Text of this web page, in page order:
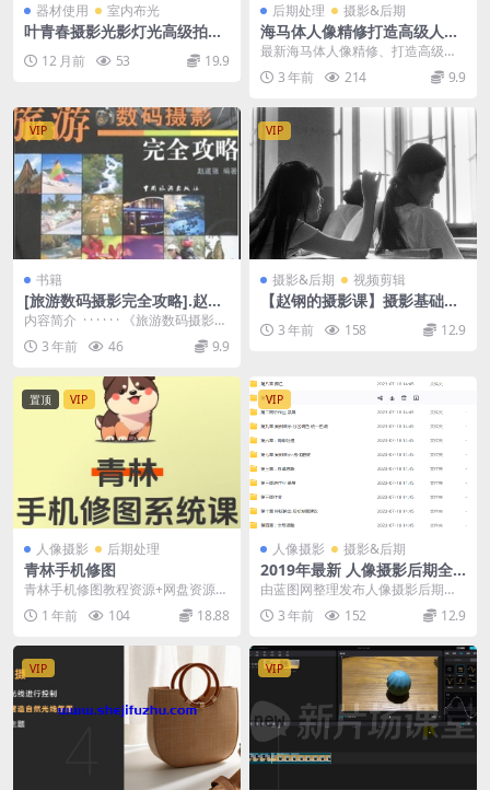
器材使用 室内布光
叶青春摄影光影灯光高级拍摄
12 月前 53 19.9
后期处理 摄影&后期
海马体人像精修打造高级人像
大片
最新海马体人像精修、打造高级人
像大片【完整素材课件6+4共10
课】价值399 0...
3 年前 214 9.9
VIP
书籍
[旅游数码摄影完全攻略].赵道
强.扫描版
内容简介 · · · · · · 《旅游数码摄影完
全攻略》：山间、水边、城市、...
3 年前 46 9.9
VIP
摄影&后期 视频剪辑
【赵钢的摄影课】摄影基础研
3 年前 158 12.9
置顶 VIP
人像摄影 后期处理
青林手机修图
青林手机修图教程资源+网盘资源分
享， 专为摄影爱好者打造的零基础
手机修图课程。本...
1 年前 104 18.88
VIP
人像摄影 摄影&后期
2019年最新 人像摄影后期全
能班第四期
由蓝图网整理发布人像摄影后期全
能班第四期
3 年前 152 12.9
VIP VIP